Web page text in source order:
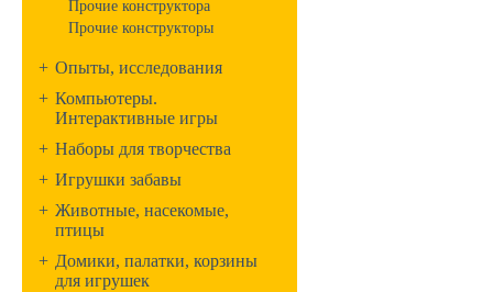
Прочие конструктора
Прочие конструкторы
+ Опыты, исследования
+ Компьютеры.
Интерактивные игры
+ Наборы для творчества
+ Игрушки забавы
+ Животные, насекомые,
птицы
+ Домики, палатки, корзины
для игрушек